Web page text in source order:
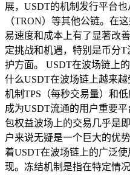
展，USDT的机制发行平台
（TRON）等其他公链。在
易速度和成本上有了显著改
定挑战和机遇，特别是币分
护方面。 USDT在波场链上
什么USDT在波场链上越来
机制TPS（每秒交易量）和
成为USDT流通的用户重要
包权益波场上的交易几乎是
户来说无疑是一个巨大的优
着USDT在波场链上的广泛
现。冻结机制是指在特定情